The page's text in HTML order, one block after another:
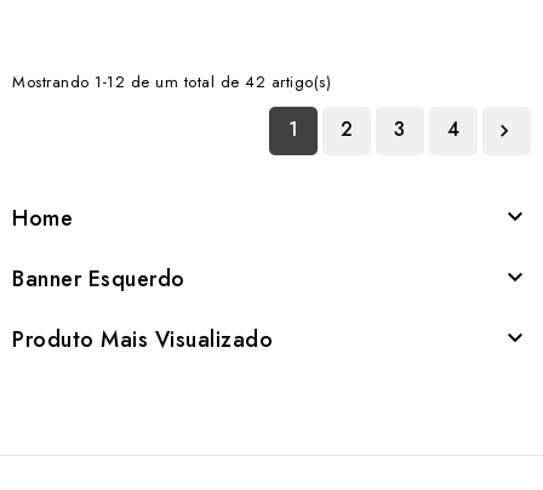
Mostrando 1-12 de um total de 42 artigo(s)
1 2 3 4 
Home 
Banner Esquerdo 
Produto Mais Visualizado 